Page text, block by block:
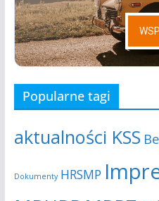
Popularne tagi
aktualności KSS
Dokumenty HRSMP